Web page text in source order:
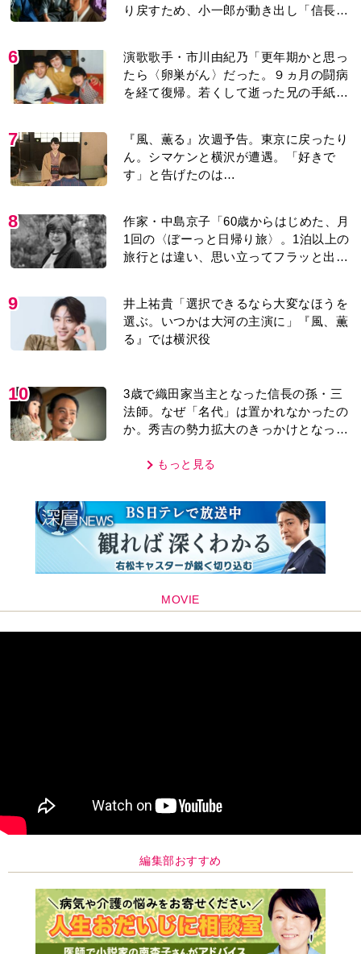
り戻すため、小一郎が動き出し「信長の
6
演歌歌手・市川由紀乃「更年期かと思っ
たら〈卵巣がん〉だった。９ヵ月の闘病
を経て復帰。若くして逝った兄の手紙を
7
『風、薫る』次週予告。東京に戻ったり
ん。シマケンと横沢が遭遇。「好きで
す」と告げたのは…
8
作家・中島京子「60歳からはじめた、月
1回の〈ぼーっと日帰り旅〉。1泊以上の
旅行とは違い、思い立ってフラッと出か
9
井上祐貴「選択できるなら大変なほうを
選ぶ。いつかは大河の主演に」『風、薫
る』では横沢役
10
3歳で織田家当主となった信長の孫・三
法師。なぜ「名代」は置かれなかったの
か。秀吉の勢力拡大のきっかけとなった
が『豊臣兄弟！』を解説
もっと見る
MOVIE
編集部おすすめ